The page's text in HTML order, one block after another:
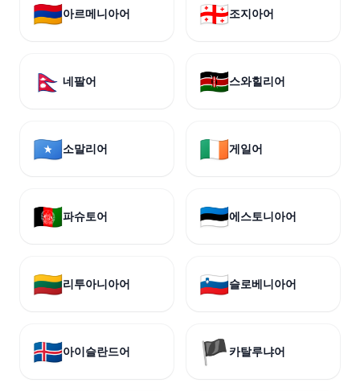
🇦🇲아르메니아어 🇬🇪조지아어
🇳🇵 네팔어 🇰🇪스와힐리어
🇸🇴소말리어 🇮🇪게일어
🇦🇫파슈토어 🇪🇪에스토니아어
🇱🇹리투아니아어 🇸🇮슬로베니아어
🇮🇸아이슬란드어 🏴 카탈루냐어